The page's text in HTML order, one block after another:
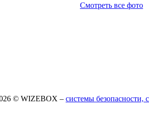
Смотреть все фото
© WIZEBOX – системы безопасности,